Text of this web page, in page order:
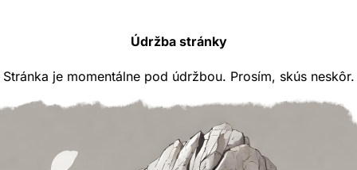
Údržba stránky
Stránka je momentálne pod údržbou. Prosím, skús neskôr.